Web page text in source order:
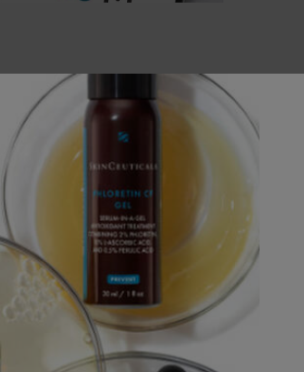
website
voor echte, hoogwaardige producten.